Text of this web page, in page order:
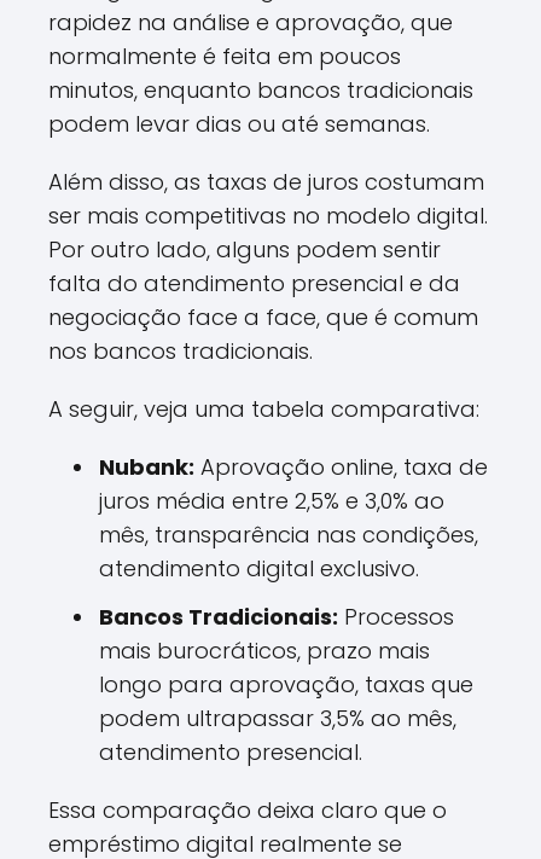
rapidez na análise e aprovação, que
normalmente é feita em poucos
minutos, enquanto bancos tradicionais
podem levar dias ou até semanas.
Além disso, as taxas de juros costumam
ser mais competitivas no modelo digital.
Por outro lado, alguns podem sentir
falta do atendimento presencial e da
negociação face a face, que é comum
nos bancos tradicionais.
A seguir, veja uma tabela comparativa:
Nubank: Aprovação online, taxa de
juros média entre 2,5% e 3,0% ao
mês, transparência nas condições,
atendimento digital exclusivo.
Bancos Tradicionais: Processos
mais burocráticos, prazo mais
longo para aprovação, taxas que
podem ultrapassar 3,5% ao mês,
atendimento presencial.
Essa comparação deixa claro que o
empréstimo digital realmente se